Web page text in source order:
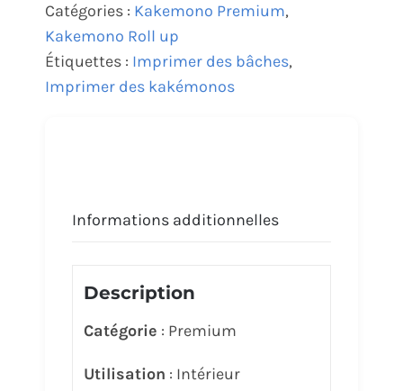
Catégories : Kakemono Premium,
Kakemono Roll up
Étiquettes : Imprimer des bâches,
Imprimer des kakémonos
Informations additionnelles
Description
Catégorie : Premium
Utilisation : Intérieur